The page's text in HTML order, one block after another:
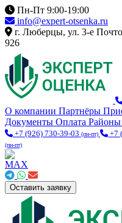
Пн-Пт 9:00-19:00
info@expert-otsenka.ru
г. Люберцы, ул. 3-е
926
О компании Партнёры
Документы Оплата Районы
+7 (926) 730-39-03 (пн-пт) +7
(пн-пт)
Оставить заявку